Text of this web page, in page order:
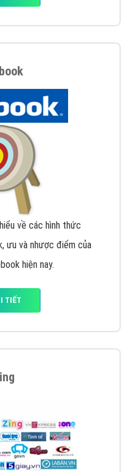
về các hình thức
ưu và nhược điểm của
hiện nay.
TIẾT